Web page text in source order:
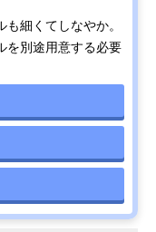
細くてしなやか。
を別途用意する必要